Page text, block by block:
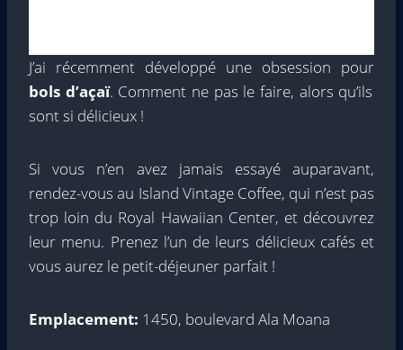
J’ai récemment développé une obsession pour
bols d’açaï. Comment ne pas le faire, alors qu’ils
sont si délicieux !
Si vous n’en avez jamais essayé auparavant,
rendez-vous au Island Vintage Coffee, qui n’est pas
trop loin du Royal Hawaiian Center, et découvrez
leur menu. Prenez l’un de leurs délicieux cafés et
vous aurez le petit-déjeuner parfait !
Emplacement: 1450, boulevard Ala Moana